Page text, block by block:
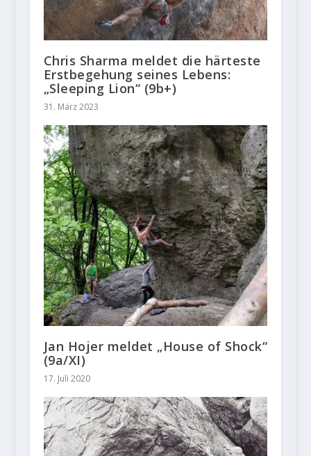
Chris Sharma meldet die härteste
Erstbegehung seines Lebens:
„Sleeping Lion“ (9b+)
31. März 2023
Jan Hojer meldet „House of Shock“
(9a/XI)
17. Juli 2020